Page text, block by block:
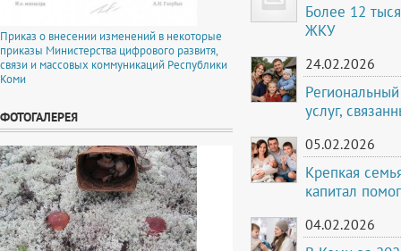
Приказ о внесении изменений в некоторые
приказы Министерства цифрового развитя,
связи и массовых коммуникаций Республики
Коми
ФОТОГАЛЕРЕЯ
Более 12
ЖКУ
24.02.2026
услуг,
05.02.2026
Крепкая
капитал
04.02.2026